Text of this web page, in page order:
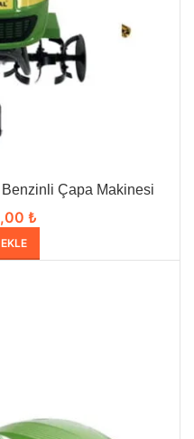
Çapa Makinesi
₺